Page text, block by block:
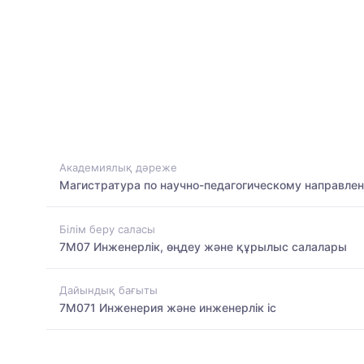
Академиялық дәреже
Магистратура по научно-педагогическому
Білім беру саласы
7M07 Инженерлік, өңдеу және құрылыс салалары
Дайындық бағыты
7M071 Инженерия және инженерлік іс